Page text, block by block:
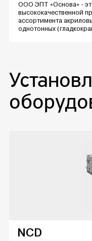
ООО ЭПТ «Основа» -
высококачественной
ассортимента
однотонных
NCD